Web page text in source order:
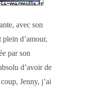
avec son
plein d’amour,
par son
d’avoir de
Jenny, j’ai